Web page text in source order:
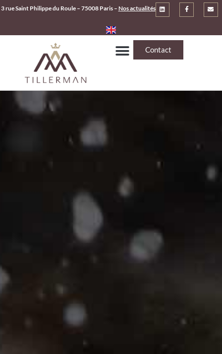
3 rue Saint Philippe du Roule – 75008 Paris – Nos actualités
Contact